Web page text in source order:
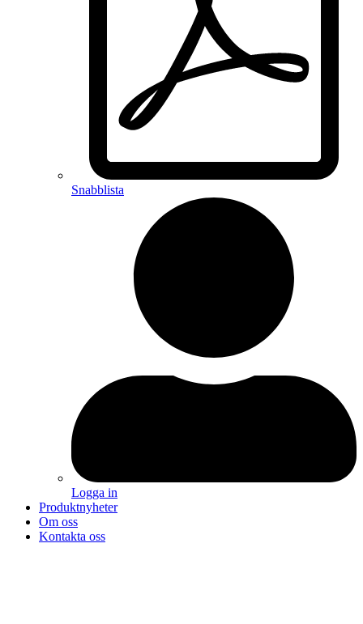
Snabblista
Logga in
Produktnyheter
Om oss
Kontakta oss